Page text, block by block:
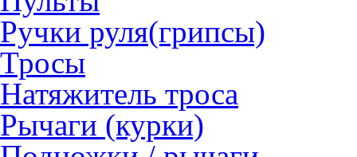
Ручки руля(грипсы)
Тросы
Натяжитель троса
Рычаги (курки)